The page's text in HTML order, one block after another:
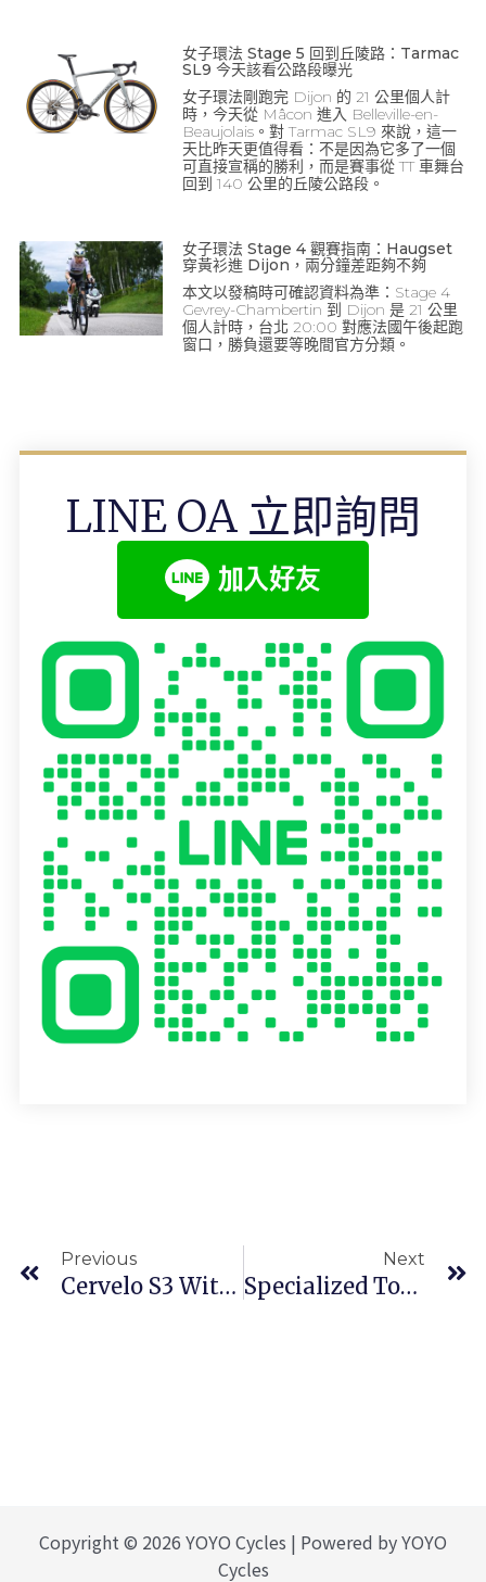
女子環法 Stage 5 回到丘陵路：Tarmac
SL9 今天該看公路段曝光
女子環法剛跑完 Dijon 的 21 公里個人計
時，今天從 Mâcon 進入 Belleville-en-
Beaujolais。對 Tarmac SL9 來說，這一
天比昨天更值得看：不是因為它多了一個
可直接宣稱的勝利，而是賽事從 TT 車舞台
回到 140 公里的丘陵公路段。
女子環法 Stage 4 觀賽指南：Haugset
穿黃衫進 Dijon，兩分鐘差距夠不夠
本文以發稿時可確認資料為準：Stage 4
Gevrey-Chambertin 到 Dijon 是 21 公里
個人計時，台北 20:00 對應法國午後起跑
窗口，勝負還要等晚間官方分類。
LINE OA 立即詢問
Previous
Cervelo S3 With Da9100
Next
Specialized Torch 奧運紀念- Amira Comp
Copyright © 2026 YOYO Cycles | Powered by YOYO
Cycles